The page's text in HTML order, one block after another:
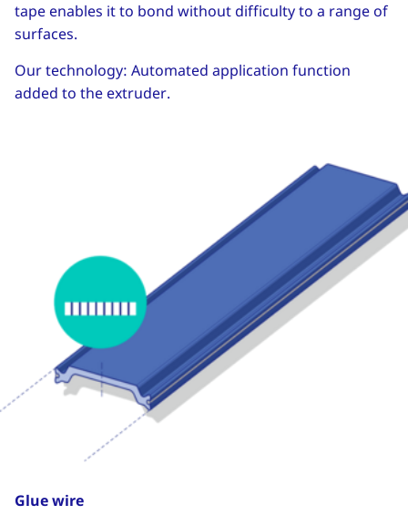
tape enables it to bond without difficulty to a range of
surfaces.
Our technology: Automated application function
added to the extruder.
Glue wire